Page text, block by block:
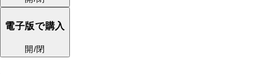
電子版で購入
開/閉